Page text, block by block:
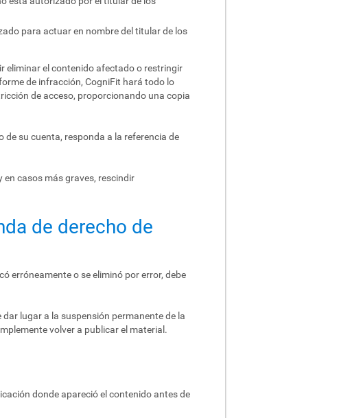
para actuar en nombre del titular de los
eliminar el contenido afectado o restringir
de infracción, CogniFit hará todo lo
de acceso, proporcionando una copia
su cuenta, responda a la referencia de
casos más graves, rescindir
de derecho de
erróneamente o se eliminó por error, debe
lugar a la suspensión permanente de la
volver a publicar el material.
donde apareció el contenido antes de